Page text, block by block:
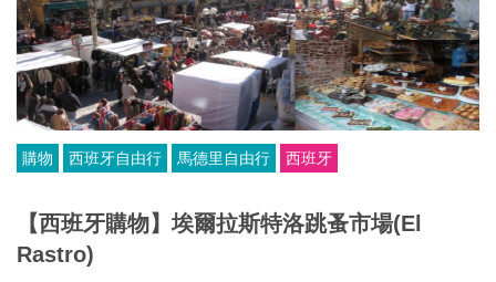
購物 西班牙自由行 馬德里自由行 西班牙
【西班牙購物】埃爾拉斯特洛跳蚤市場(El
Rastro)